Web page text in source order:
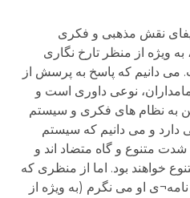
نقش مذهبی و فکری
ویژه از منظر تارخ نگاری
دانیم که پاسخ به پرسش از
نوعی داوری است و
به نظام های فکری و سیستم
و می دانیم که سیستم
متنوع و گاه متضاد اند و
خواهند بود. اما از منظری که
او می نگرم (به ویژه از